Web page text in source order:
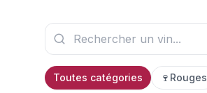
Toutes catégories 🍷 Rouges